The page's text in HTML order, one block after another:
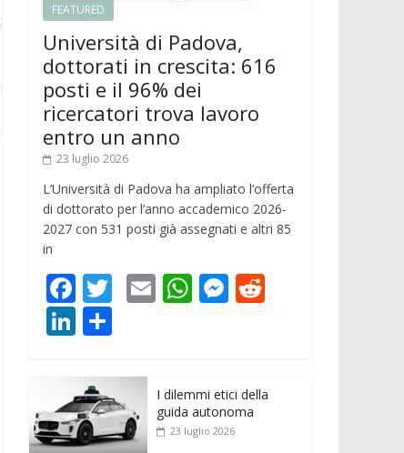
FEATURED
Università di Padova,
dottorati in crescita: 616
posti e il 96% dei
ricercatori trova lavoro
entro un anno
23 luglio 2026
L’Università di Padova ha ampliato l’offerta
di dottorato per l’anno accademico 2026-
2027 con 531 posti già assegnati e altri 85
in
F
ac
e
b
o
o
T
er
E W
A
p
M
n
g
t
Li
k
e
dI
n
di
vi
I dilemmi etici della
guida autonoma
23 luglio 2026